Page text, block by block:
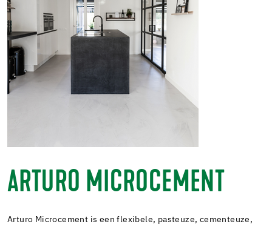
ARTURO MICROCEMENT
Arturo Microcement is een flexibele, pasteuze, cementeuze,